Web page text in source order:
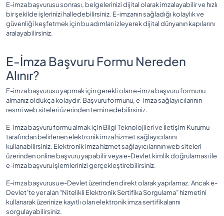
E-imza başvurusu sonrası, belgelerinizi dijital olarak imzalayabilir ve hızlı
bir şekilde işlerinizi halledebilirsiniz. E-imzanın sağladığı kolaylık ve
güvenliği keşfetmek için bu adımları izleyerek dijital dünyanın kapılarını
aralayabilirsiniz.
E-İmza Başvuru Formu Nereden
Alınır?
E-imza başvurusu yapmak için gerekli olan e-imza başvuru formunu
almanız oldukça kolaydır. Başvuru formunu, e-imza sağlayıcılarının
resmi web siteleri üzerinden temin edebilirsiniz.
E-imza başvuru formu almak için Bilgi Teknolojileri ve İletişim Kurumu
tarafından belirlenen elektronik imza hizmet sağlayıcılarını
kullanabilirsiniz. Elektronik imza hizmet sağlayıcılarının web siteleri
üzerinden online başvuru yapabilir veya e-Devlet kimlik doğrulaması ile
e-imza başvuru işlemlerinizi gerçekleştirebilirsiniz.
E-imza başvurusu e-Devlet üzerinden direkt olarak yapılamaz. Ancak e-
Devlet’te yer alan “Nitelikli Elektronik Sertifika Sorgulama” hizmetini
kullanarak üzerinize kayıtlı olan elektronik imza sertifikalarını
sorgulayabilirsiniz.